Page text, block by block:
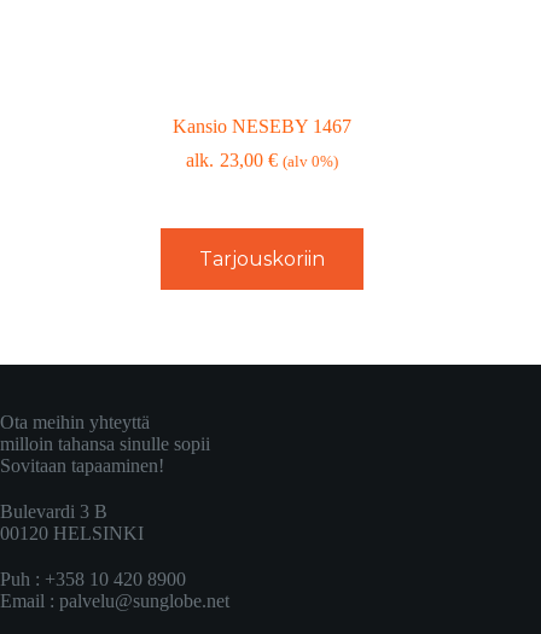
Kansio NESEBY 1467
23,00€ (alv 0%)
Tarjouskoriin
Ota meihin yhteyttä
milloin tahansa sinulle sopii
Sovitaan tapaaminen!
Bulevardi 3 B
00120 HELSINKI
Puh : +358 10 420 8900
Email : palvelu@sunglobe.net